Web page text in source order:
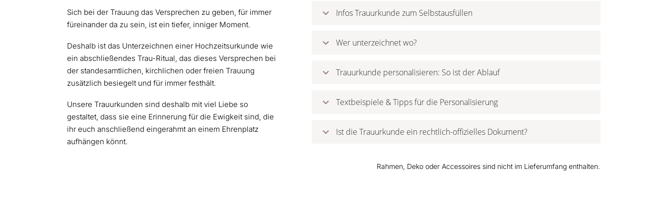
Sich bei der Trauung das Versprechen zu geben, für immer
füreinander da zu sein, ist ein tiefer, inniger Moment.
Deshalb ist das Unterzeichnen einer Hochzeitsurkunde wie
ein abschließendes Trau-Ritual, das dieses Versprechen bei
der standesamtlichen, kirchlichen oder freien Trauung
zusätzlich besiegelt und für immer festhält.
Unsere Trauurkunden sind deshalb mit viel Liebe so
gestaltet, dass sie eine Erinnerung für die Ewigkeit sind, die
ihr euch anschließend eingerahmt an einem Ehrenplatz
aufhängen könnt.
Infos Trauurkunde zum Selbstausfüllen
Wer unterzeichnet wo?
Trauurkunde personalisieren: So ist der Ablauf
Textbeispiele & Tipps für die Personalisierung
Ist die Trauurkunde ein rechtlich-offizielles Dokument?
Rahmen, Deko oder Accessoires sind nicht im Lieferumfang enthalten.